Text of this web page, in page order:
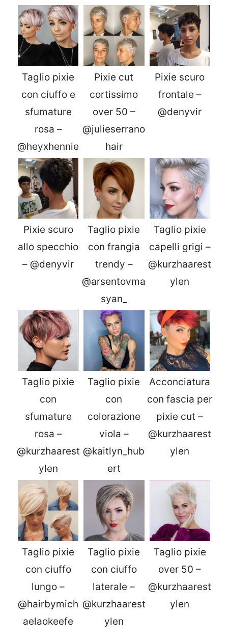
Taglio pixie
con ciuffo e
sfumature
rosa –
@heyxhennie
Pixie cut
cortissimo
over 50 –
@julieserrano
hair
Pixie scuro
frontale –
@denyvir
Pixie scuro
allo specchio
– @denyvir
Taglio pixie
con frangia
trendy –
@arsentovma
syan_
Taglio pixie
capelli grigi –
@kurzhaarest
ylen
Taglio pixie
con
sfumature
rosa –
@kurzhaarest
ylen
Taglio pixie
con
colorazione
viola –
@kaitlyn_hub
ert
Acconciatura
con fascia per
pixie cut –
@kurzhaarest
ylen
Taglio pixie
con ciuffo
lungo –
@hairbymich
aelaokeefe
Taglio pixie
con ciuffo
laterale –
@kurzhaarest
ylen
Taglio pixie
over 50 –
@kurzhaarest
ylen